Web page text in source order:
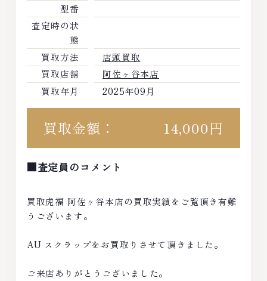
型番
査定時の状
態
買取方法
店頭買取
買取店舗
阿佐ヶ谷本店
買取年月
2025年09月
買取金額： 14,000円
■査定員のコメント
買取虎福 阿佐ヶ谷本店の買取実績をご覧頂き有難
うございます。
AU スクラップをお買取りさせて頂きました。
ご来店ありがとうございました。